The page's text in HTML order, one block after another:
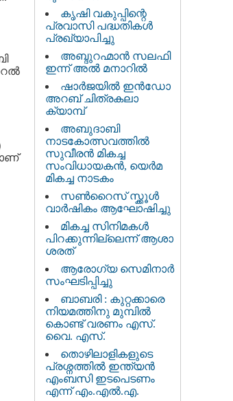
കൃഷി വകുപ്പിന്റെ
പ്രവാസി പദ്ധതികള്‍
പ്രഖ്യാപിച്ചു
അബ്ദുറഹ്മാന്‍ സലഫി
ഇന്ന് അല്‍ മനാറില്‍
ഷാര്‍ജയില്‍ ഇന്‍ഡോ
അറബ് ചിത്രകലാ
ക്യാമ്പ്
അബുദാബി
നാടകോത്സവത്തില്‍
സുവീരന്‍ മികച്ച
സംവിധായകന്‍, യെര്‍മ
മികച്ച നാടകം
സണ്‍‌റൈസ് സ്ക്കൂള്‍
വാര്‍ഷികം ആഘോഷിച്ചു
മികച്ച സിനിമകള്‍
പിറക്കുന്നില്ലെന്ന് ആശാ
ശരത്
ആരോഗ്യ സെമിനാര്‍
സംഘടിപ്പിച്ചു
ബാബരി : കുറ്റക്കാരെ
നിയമത്തിനു മുമ്പില്‍
കൊണ്ട് വരണം എസ്.
വൈ. എസ്.
തൊഴിലാളികളുടെ
പ്രശ്നത്തില്‍ ഇന്ത്യന്‍
എംബസി ഇടപെടണം
എന്ന് എം.എല്‍.എ.